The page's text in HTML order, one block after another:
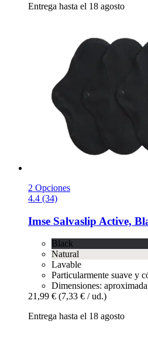
Entrega hasta el 18 agosto
2 Opciones
4.4 (34)
Imse Salvaslip Active,
Black
Natural
Lavable
Particularmente suave y
Dimensiones:
21,99 € (7,33 € / ud.)
Entrega hasta el 18 agosto